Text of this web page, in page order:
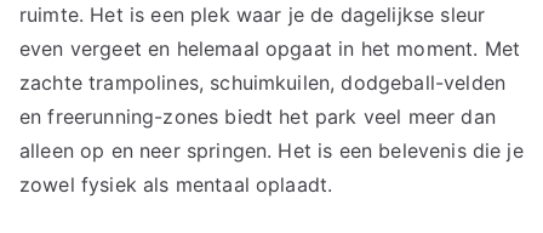
ruimte. Het is een plek waar je de dagelijkse sleur
even vergeet en helemaal opgaat in het moment. Met
zachte trampolines, schuimkuilen, dodgeball-velden
en freerunning-zones biedt het park veel meer dan
alleen op en neer springen. Het is een belevenis die je
zowel fysiek als mentaal oplaadt.